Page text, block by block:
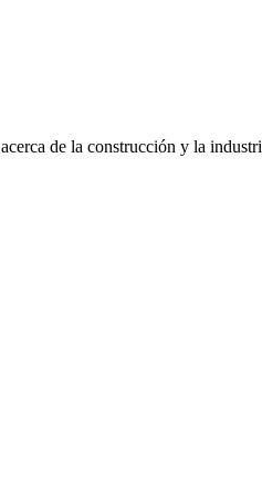
de la construcción y la